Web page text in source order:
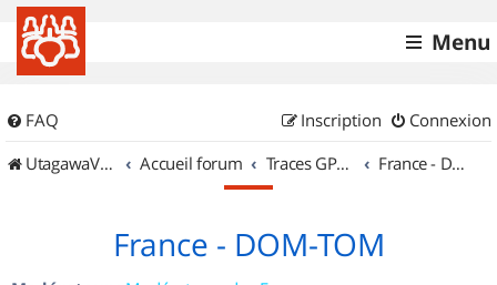
Menu
FAQ Connexion
Inscription
UtagawaVTT (Randos VTT et VTTAE avec traces GPS)
Accueil forum Traces GPS de randos VTT France - DOM-TOM
France - DOM-TOM